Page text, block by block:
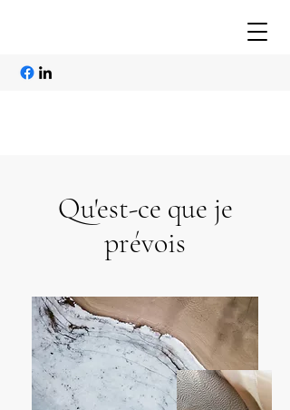
Qu'est-ce que je
prévois